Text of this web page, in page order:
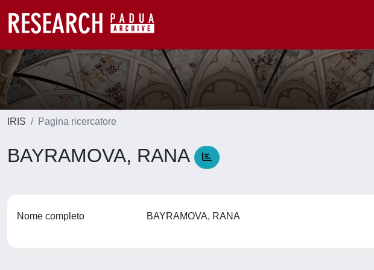
IRIS Pagina ricercatore
BAYRAMOVA, RANA
Nome completo BAYRAMOVA, RANA